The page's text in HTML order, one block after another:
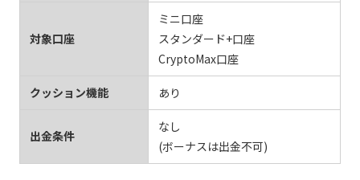
対象口座
ミニ口座
スタンダード+口座
CryptoMax口座
クッション機能 あり
出金条件
なし
(ボーナスは出金不可)